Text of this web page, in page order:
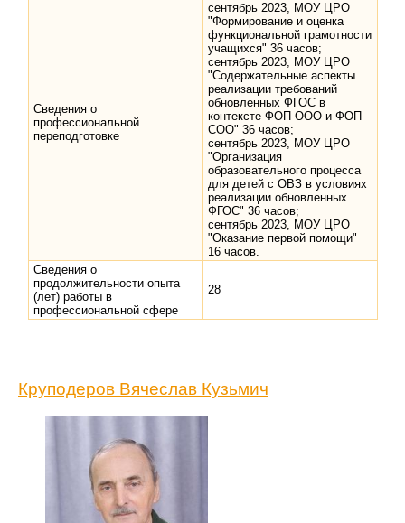
Сведения о
профессиональной
переподготовке
сентябрь 2023, МОУ ЦРО
"Формирование и оценка
функциональной грамотности
учащихся" 36 часов;
сентябрь 2023, МОУ ЦРО
"Содержательные аспекты
реализации требований
обновленных ФГОС в
контексте ФОП ООО и ФОП
СОО" 36 часов;
сентябрь 2023, МОУ ЦРО
"Организация
образовательного процесса
для детей с ОВЗ в условиях
реализации обновленных
ФГОС" 36 часов;
сентябрь 2023, МОУ ЦРО
"Оказание первой помощи"
16 часов.
Сведения о
продолжительности опыта
(лет) работы в
профессиональной сфере
28
Круподеров Вячеслав Кузьмич